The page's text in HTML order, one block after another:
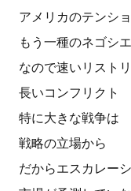
アメリカのテンシ
もう一種のネゴシ
なので速いリスト
長いコンフリクト
特に大きな戦争は
戦略の立場から
だからエスカレー